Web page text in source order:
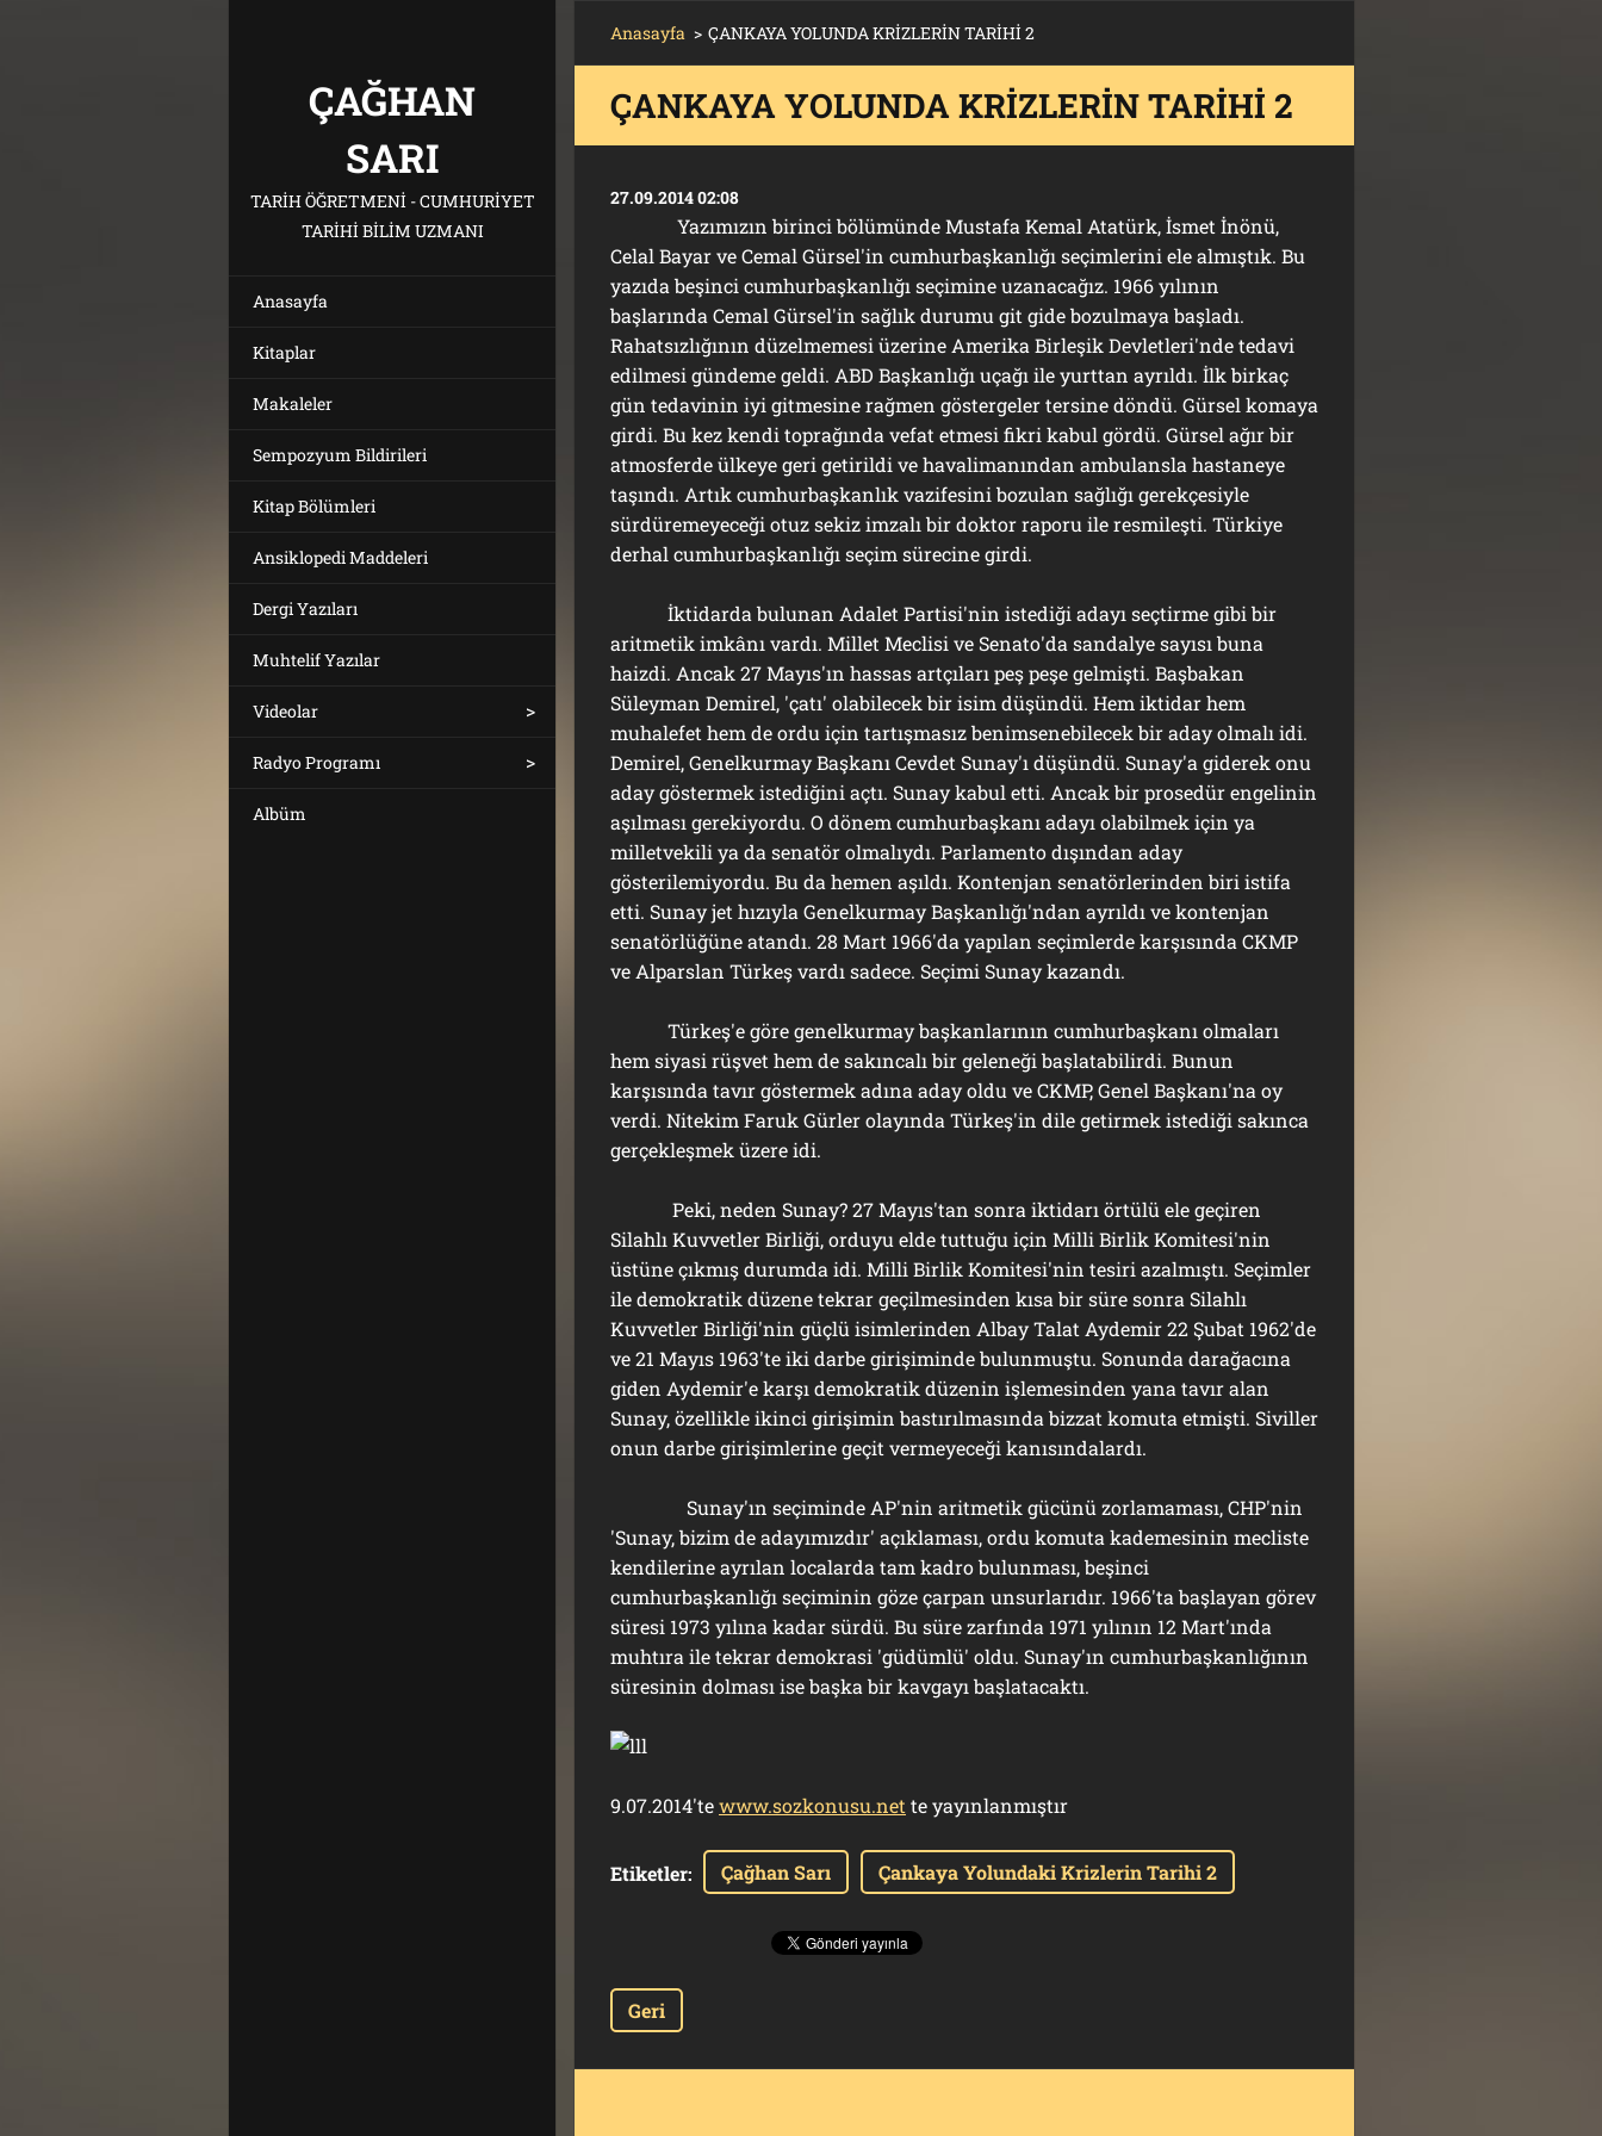
ÇAĞHAN
SARI
TARIH ÖĞRETMENI - CUMHURIYET
TARIHI BILIM UZMANI
Anasayfa
Kitaplar
Makaleler
Sempozyum Bildirileri
Kitap Bölümleri
Ansiklopedi Maddeleri
Dergi Yazıları
Muhtelif Yazılar
Videolar
Radyo Programı
Albüm
Anasayfa > ÇANKAYA YOLUNDA KRİZLERİN TARİHİ 2
ÇANKAYA YOLUNDA KRİZLERİN TARİHİ 2
27.09.2014 02:08
Yazımızın birinci bölümünde Mustafa Kemal Atatürk, İsmet İnönü,
Celal Bayar ve Cemal Gürsel'in cumhurbaşkanlığı seçimlerini ele almıştık. Bu
yazıda beşinci cumhurbaşkanlığı seçimine uzanacağız. 1966 yılının
başlarında Cemal Gürsel'in sağlık durumu git gide bozulmaya başladı.
Rahatsızlığının düzelmemesi üzerine Amerika Birleşik Devletleri'nde tedavi
edilmesi gündeme geldi. ABD Başkanlığı uçağı ile yurttan ayrıldı. İlk birkaç
gün tedavinin iyi gitmesine rağmen göstergeler tersine döndü. Gürsel komaya
girdi. Bu kez kendi toprağında vefat etmesi fikri kabul gördü. Gürsel ağır bir
atmosferde ülkeye geri getirildi ve havalimanından ambulansla hastaneye
taşındı. Artık cumhurbaşkanlık vazifesini bozulan sağlığı gerekçesiyle
sürdüremeyeceği otuz sekiz imzalı bir doktor raporu ile resmileşti. Türkiye
derhal cumhurbaşkanlığı seçim sürecine girdi.
İktidarda bulunan Adalet Partisi'nin istediği adayı seçtirme gibi bir
aritmetik imkânı vardı. Millet Meclisi ve Senato'da sandalye sayısı buna
haizdi. Ancak 27 Mayıs'ın hassas artçıları peş peşe gelmişti. Başbakan
Süleyman Demirel, 'çatı' olabilecek bir isim düşündü. Hem iktidar hem
muhalefet hem de ordu için tartışmasız benimsenebilecek bir aday olmalı idi.
Demirel, Genelkurmay Başkanı Cevdet Sunay'ı düşündü. Sunay'a giderek onu
aday göstermek istediğini açtı. Sunay kabul etti. Ancak bir prosedür engelinin
aşılması gerekiyordu. O dönem cumhurbaşkanı adayı olabilmek için ya
milletvekili ya da senatör olmalıydı. Parlamento dışından aday
gösterilemiyordu. Bu da hemen aşıldı. Kontenjan senatörlerinden biri istifa
etti. Sunay jet hızıyla Genelkurmay Başkanlığı'ndan ayrıldı ve kontenjan
senatörlüğüne atandı. 28 Mart 1966'da yapılan seçimlerde karşısında CKMP
ve Alparslan Türkeş vardı sadece. Seçimi Sunay kazandı.
Türkeş'e göre genelkurmay başkanlarının cumhurbaşkanı olmaları
hem siyasi rüşvet hem de sakıncalı bir geleneği başlatabilirdi. Bunun
karşısında tavır göstermek adına aday oldu ve CKMP, Genel Başkanı'na oy
verdi. Nitekim Faruk Gürler olayında Türkeş'in dile getirmek istediği sakınca
gerçekleşmek üzere idi.
Peki, neden Sunay? 27 Mayıs'tan sonra iktidarı örtülü ele geçiren
Silahlı Kuvvetler Birliği, orduyu elde tuttuğu için Milli Birlik Komitesi'nin
üstüne çıkmış durumda idi. Milli Birlik Komitesi'nin tesiri azalmıştı. Seçimler
ile demokratik düzene tekrar geçilmesinden kısa bir süre sonra Silahlı
Kuvvetler Birliği'nin güçlü isimlerinden Albay Talat Aydemir 22 Şubat 1962'de
ve 21 Mayıs 1963'te iki darbe girişiminde bulunmuştu. Sonunda darağacına
giden Aydemir'e karşı demokratik düzenin işlemesinden yana tavır alan
Sunay, özellikle ikinci girişimin bastırılmasında bizzat komuta etmişti. Siviller
onun darbe girişimlerine geçit vermeyeceği kanısındalardı.
Sunay'ın seçiminde AP'nin aritmetik gücünü zorlamaması, CHP'nin
'Sunay, bizim de adayımızdır' açıklaması, ordu komuta kademesinin mecliste
kendilerine ayrılan localarda tam kadro bulunması, beşinci
cumhurbaşkanlığı seçiminin göze çarpan unsurlarıdır. 1966'ta başlayan görev
süresi 1973 yılına kadar sürdü. Bu süre zarfında 1971 yılının 12 Mart'ında
muhtıra ile tekrar demokrasi 'güdümlü' oldu. Sunay'ın cumhurbaşkanlığının
süresinin dolması ise başka bir kavgayı başlatacaktı.
9.07.2014'tewww.sozkonusu.net te yayınlanmıştır
Etiketler: Çağhan Sarı Çankaya Yolundaki Krizlerin Tarihi 2
Geri